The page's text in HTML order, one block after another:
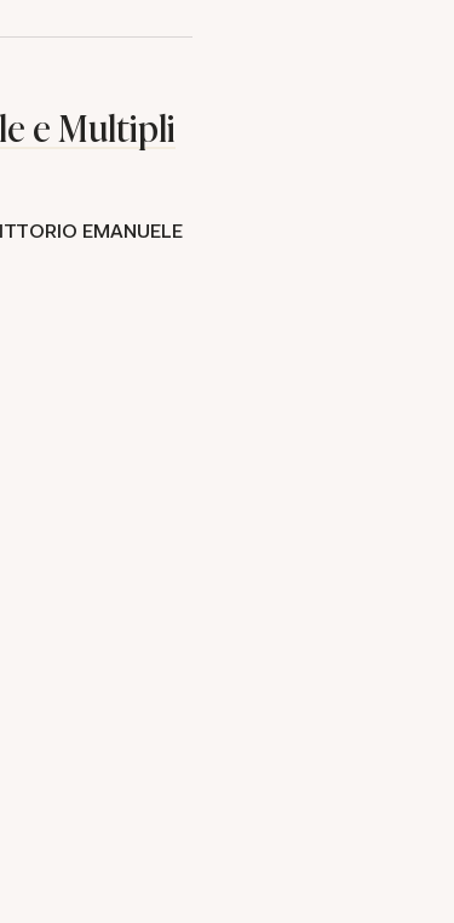
e Multipli
EMANUELE